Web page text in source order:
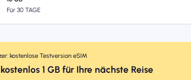
Für 30 TAGE
kostenlose Testversion eSIM
1 GB für Ihre nächste Reise